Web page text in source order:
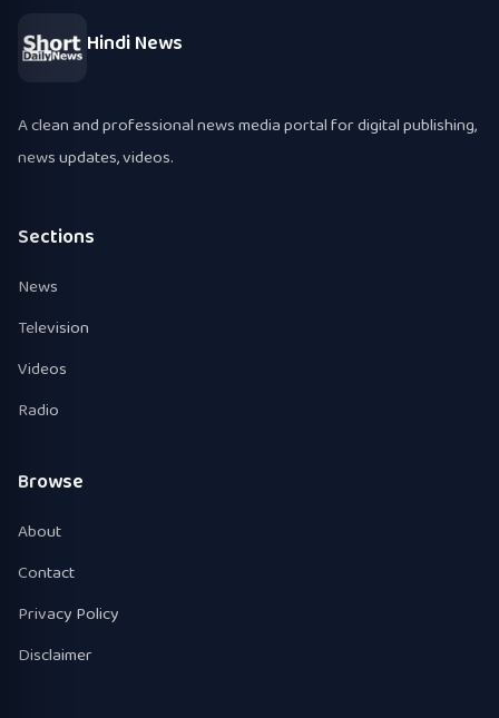
Hindi News
A clean and professional news media portal for digital publishing,
news updates, videos.
Sections
News
Television
Videos
Radio
Browse
About
Contact
Privacy Policy
Disclaimer